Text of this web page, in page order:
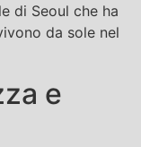
di Seoul che ha
da sole nel
e